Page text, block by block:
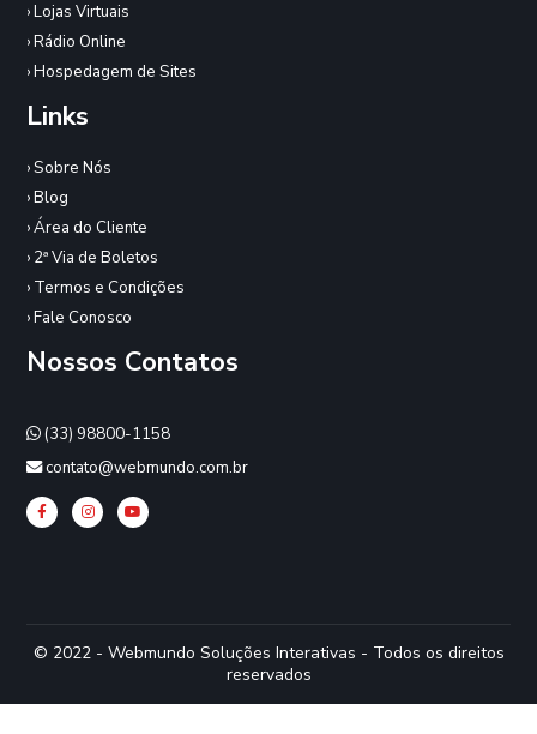
› Lojas Virtuais
› Rádio Online
› Hospedagem de Sites
Links
› Sobre Nós
› Blog
› Área do Cliente
› 2ª Via de Boletos
› Termos e Condições
› Fale Conosco
Nossos Contatos
(33) 98800-1158
contato@webmundo.com.br
© 2022 - Webmundo Soluções Interativas - Todos os direitos
reservados